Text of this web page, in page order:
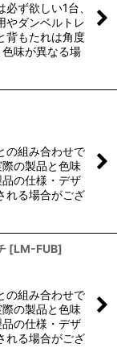
ず欲しい1台、
やダンベルトレ
背もたれは角度
味が異なる場
の組み合わせで
の製品と色味
の仕様・デザ
れる場合がござ
[LM-FUB]
の組み合わせで
の製品と色味
の仕様・デザ
れる場合がござ